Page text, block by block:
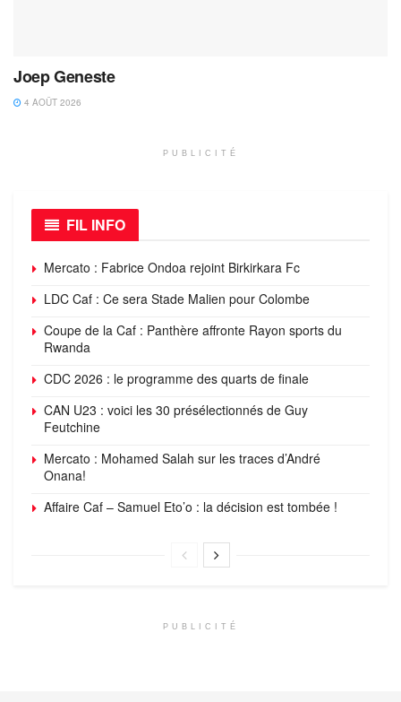
Joep Geneste
4 AOÛT 2026
PUBLICITÉ
FIL INFO
Mercato : Fabrice Ondoa rejoint Birkirkara Fc
LDC Caf : Ce sera Stade Malien pour Colombe
Coupe de la Caf : Panthère affronte Rayon sports du
Rwanda
CDC 2026 : le programme des quarts de finale
CAN U23 : voici les 30 présélectionnés de Guy
Feutchine
Mercato : Mohamed Salah sur les traces d’André
Onana!
Affaire Caf – Samuel Eto’o : la décision est tombée !
PUBLICITÉ